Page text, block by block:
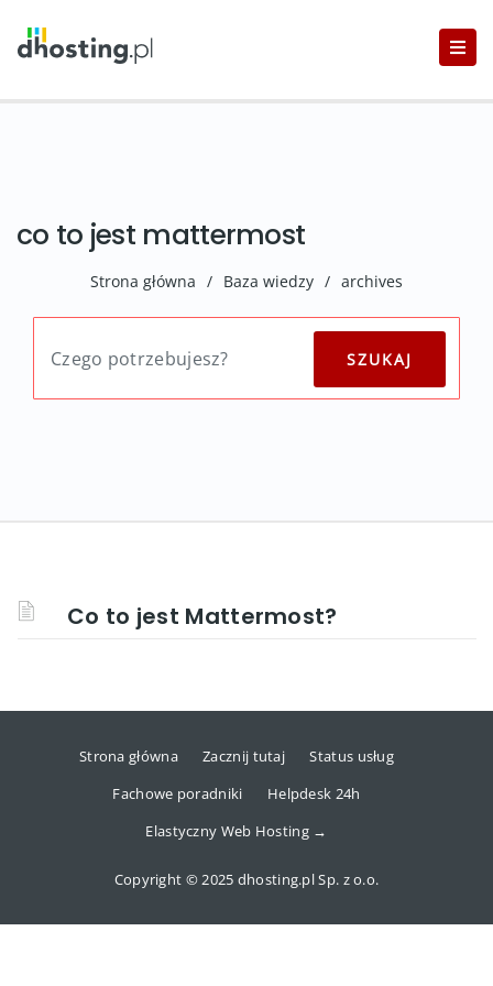
co to jest mattermost
Strona główna / Baza wiedzy / archives
Co to jest Mattermost?
Strona główna Zacznij tutaj
Status usług
Fachowe poradniki
Helpdesk 24h
Elastyczny Web Hosting →
Copyright © 2025 dhosting.pl Sp. z o.o.